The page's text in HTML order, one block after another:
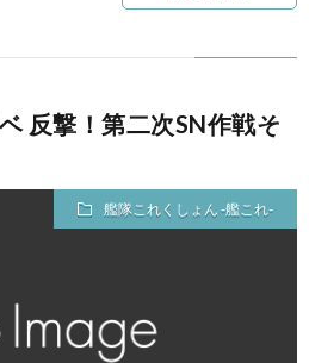
反撃！第二次SN作戦そ
艦隊これくしょん -艦これ-